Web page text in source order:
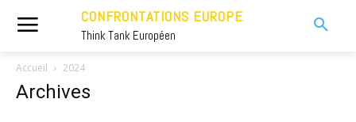
CONFRONTATIONS EUROPE
Think Tank Européen
Accueil 2024
Archives